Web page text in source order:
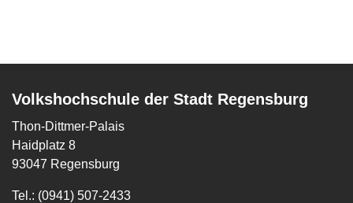
Volkshochschule der Stadt Regensburg
Thon-Dittmer-Palais
Haidplatz 8
93047 Regensburg
Tel.: (0941) 507-2433